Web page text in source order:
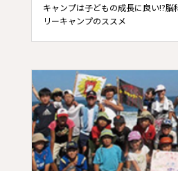
キャンプは子どもの成長に良い!?脳
リーキャンプのススメ